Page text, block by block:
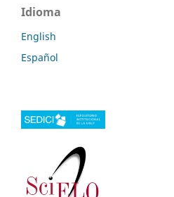
Idioma
English
Español